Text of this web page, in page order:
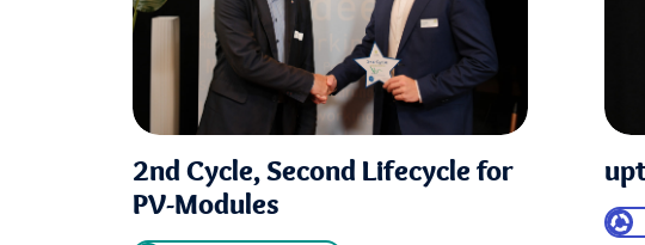
2nd Cycle, Second Lifecycle for
PV-Modules